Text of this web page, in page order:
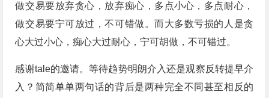
做交易要放弃贪心，放弃痴心，多点小心，多点耐心，
做交易要宁可放过，不可错做。而大多数亏损的人是贪
心大过小心，痴心大过耐心，宁可胡做，不可错过。
感谢tale的邀请。等待趋势明朗介入还是观察反转提早介
入？简简单单两句话的背后是两种完全不同甚至相反的